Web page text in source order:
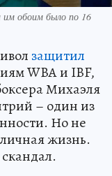
им обоим было по 16
защитил
WBA и IBF,
Михаэля
– один из
Но не
жизнь.